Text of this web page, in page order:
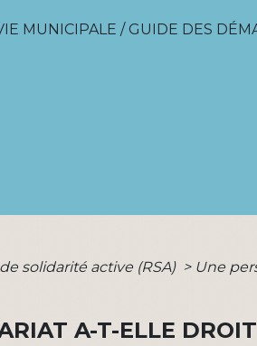
MUNICIPALE / GUIDE DES
solidarité active (RSA) > Une
A-T-ELLE